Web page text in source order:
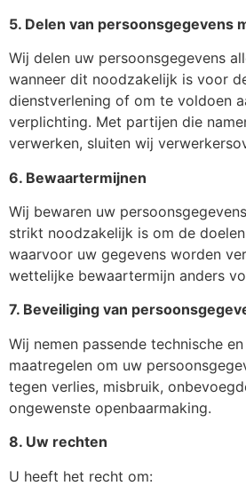
5. Delen van persoonsgegevens
Wij delen uw persoonsgegevens
wanneer dit noodzakelijk is voor
dienstverlening of om te voldoen
verplichting. Met partijen die
verwerken, sluiten wij
6. Bewaartermijnen
Wij bewaren uw
strikt noodzakelijk is om de
waarvoor uw gegevens worden
wettelijke bewaartermijn anders
7. Beveiliging van
Wij nemen passende technische
maatregelen om uw
tegen verlies, misbruik,
ongewenste openbaarmaking.
8. Uw rechten
U heeft het recht om: